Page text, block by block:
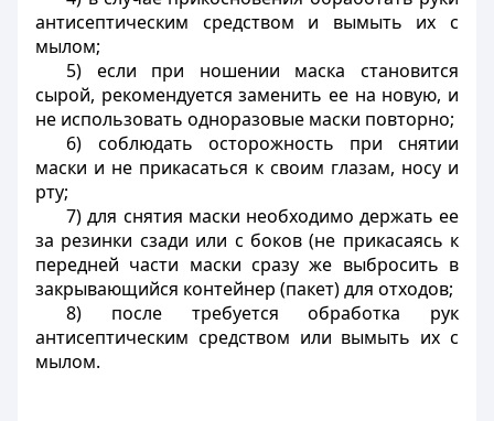
антисептическим средством и вымыть их с
мылом;
5) если при ношении маска становится
сырой, рекомендуется заменить ее на новую, и
не использовать одноразовые маски повторно;
6) соблюдать осторожность при снятии
маски и не прикасаться к своим глазам, носу и
рту;
7) для снятия маски необходимо держать ее
за резинки сзади или с боков (не прикасаясь к
передней части маски сразу же выбросить в
закрывающийся контейнер (пакет) для отходов;
8) после требуется обработка рук
антисептическим средством или вымыть их с
мылом.